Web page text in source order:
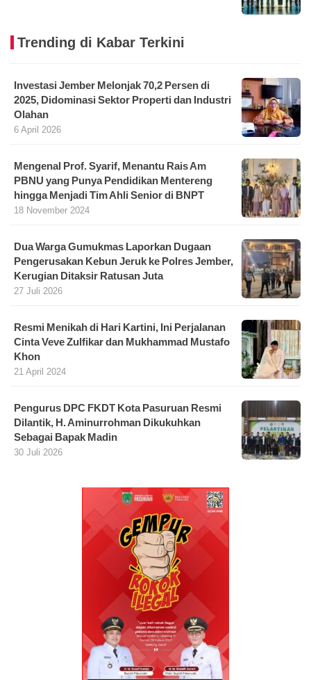
Trending di Kabar Terkini
Investasi Jember Melonjak 70,2 Persen di
2025, Didominasi Sektor Properti dan Industri
Olahan
6 April 2026
Mengenal Prof. Syarif, Menantu Rais Am
PBNU yang Punya Pendidikan Mentereng
hingga Menjadi Tim Ahli Senior di BNPT
18 November 2024
Dua Warga Gumukmas Laporkan Dugaan
Pengerusakan Kebun Jeruk ke Polres Jember,
Kerugian Ditaksir Ratusan Juta
27 Juli 2026
Resmi Menikah di Hari Kartini, Ini Perjalanan
Cinta Veve Zulfikar dan Mukhammad Mustafo
Khon
21 April 2024
Pengurus DPC FKDT Kota Pasuruan Resmi
Dilantik, H. Aminurrohman Dikukuhkan
Sebagai Bapak Madin
30 Juli 2026